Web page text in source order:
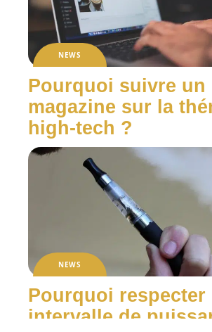
NEWS
Pourquoi suivre un
magazine sur la
high-tech ?
NEWS
Pourquoi respecter
intervalle de